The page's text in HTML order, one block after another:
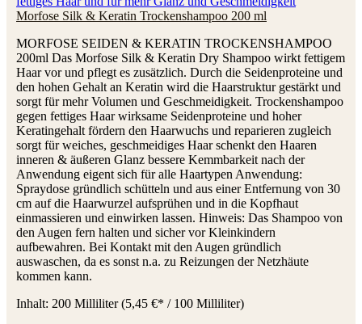
Morfose Silk & Keratin Trockenshampoo 200 ml
MORFOSE SEIDEN & KERATIN TROCKENSHAMPOO
200ml Das Morfose Silk & Keratin Dry Shampoo wirkt fettigem
Haar vor und pflegt es zusätzlich. Durch die Seidenproteine und
den hohen Gehalt an Keratin wird die Haarstruktur gestärkt und
sorgt für mehr Volumen und Geschmeidigkeit. Trockenshampoo
gegen fettiges Haar wirksame Seidenproteine und hoher
Keratingehalt fördern den Haarwuchs und reparieren zugleich
sorgt für weiches, geschmeidiges Haar schenkt den Haaren
inneren & äußeren Glanz bessere Kemmbarkeit nach der
Anwendung eigent sich für alle Haartypen Anwendung:
Spraydose gründlich schütteln und aus einer Entfernung von 30
cm auf die Haarwurzel aufsprühen und in die Kopfhaut
einmassieren und einwirken lassen. Hinweis: Das Shampoo von
den Augen fern halten und sicher vor Kleinkindern
aufbewahren. Bei Kontakt mit den Augen gründlich
auswaschen, da es sonst n.a. zu Reizungen der Netzhäute
kommen kann.
Inhalt: 200 Milliliter(5,45 €* / 100 Milliliter)